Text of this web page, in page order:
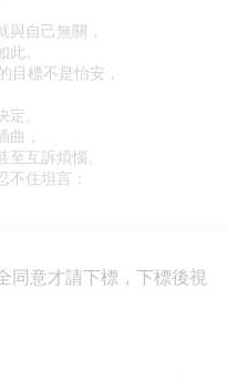
與自己無關，
。
目標不是怡安，
。
曲，
互訴煩惱。
不住坦言：